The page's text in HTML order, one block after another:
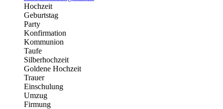
Hochzeit
Geburtstag
Party
Konfirmation
Kommunion
Taufe
Silberhochzeit
Goldene Hochzeit
Trauer
Einschulung
Umzug
Firmung